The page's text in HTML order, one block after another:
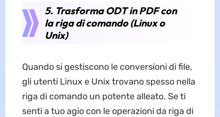
5. Trasforma ODT in PDF con
la riga di comando (Linux o
Unix)
Quando si gestiscono le conversioni di file,
gli utenti Linux e Unix trovano spesso nella
riga di comando un potente alleato. Se ti
senti a tuo agio con le operazioni da riga di